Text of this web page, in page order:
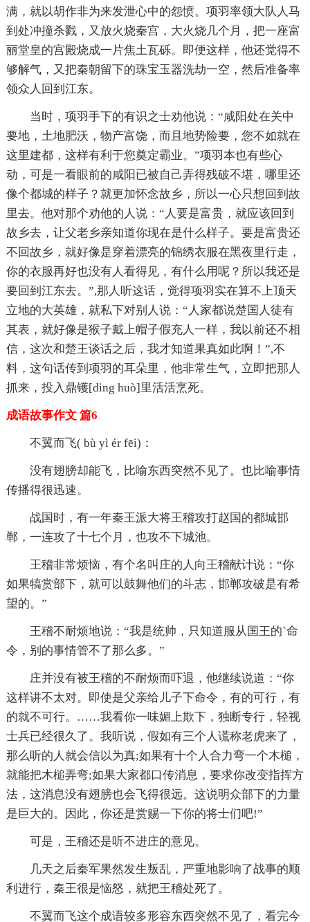
满，就以胡作非为来发泄心中的怨愤。项羽率领大队人马
到处冲撞杀戮，又放火烧秦宫，大火烧几个月，把一座富
丽堂皇的宫殿烧成一片焦土瓦砾。即便这样，他还觉得不
够解气，又把秦朝留下的珠宝玉器洗劫一空，然后准备率
领众人回到江东。
当时，项羽手下的有识之士劝他说：“咸阳处在关中
要地，土地肥沃，物产富饶，而且地势险要，您不如就在
这里建都，这样有利于您奠定霸业。”项羽本也有些心
动，可是一看眼前的咸阳已被自己弄得残破不堪，哪里还
像个都城的样子？就更加怀念故乡，所以一心只想回到故
里去。他对那个劝他的人说：“人要是富贵，就应该回到
故乡去，让父老乡亲知道你现在是什么样子。要是富贵还
不回故乡，就好像是穿着漂亮的锦绣衣服在黑夜里行走，
你的衣服再好也没有人看得见，有什么用呢？所以我还是
要回到江东去。”,那人听这话，觉得项羽实在算不上顶天
立地的大英雄，就私下对别人说：“人家都说楚国人徒有
其表，就好像是猴子戴上帽子假充人一样，我以前还不相
信，这次和楚王谈话之后，我才知道果真如此啊！”,不
料，这句话传到项羽的耳朵里，他非常生气，立即把那人
抓来，投入鼎镬[ding huò]里活活烹死。
成语故事作文 篇6
不翼而飞( bù yì ér fēi)：
没有翅膀却能飞，比喻东西突然不见了。也比喻事情
传播得很迅速。
战国时，有一年秦王派大将王稽攻打赵国的都城邯
郸，一连攻了十七个月，也攻不下城池。
王稽非常烦恼，有个名叫庄的人向王稽献计说：“你
如果犒赏部下，就可以鼓舞他们的斗志，邯郸攻破是有希
望的。”
王稽不耐烦地说：“我是统帅，只知道服从国王的`命
令，别的事情管不了那么多。”
庄并没有被王稽的不耐烦而吓退，他继续说道：“你
这样讲不太对。即使是父亲给儿子下命令，有的可行，有
的就不可行。……我看你一味媚上欺下，独断专行，轻视
士兵已经很久了。我听说，假如有三个人谎称老虎来了，
那么听的人就会信以为真;如果有十个人合力弯一个木槌，
就能把木槌弄弯;如果大家都口传消息，要求你改变指挥方
法，这消息没有翅膀也会飞得很远。这说明众部下的力量
是巨大的。因此，你还是赏赐一下你的将士们吧!”
可是，王稽还是听不进庄的意见。
几天之后秦军果然发生叛乱，严重地影响了战事的顺
利进行，秦王很是恼怒，就把王稽处死了。
不翼而飞这个成语较多形容东西突然不见了，看完今